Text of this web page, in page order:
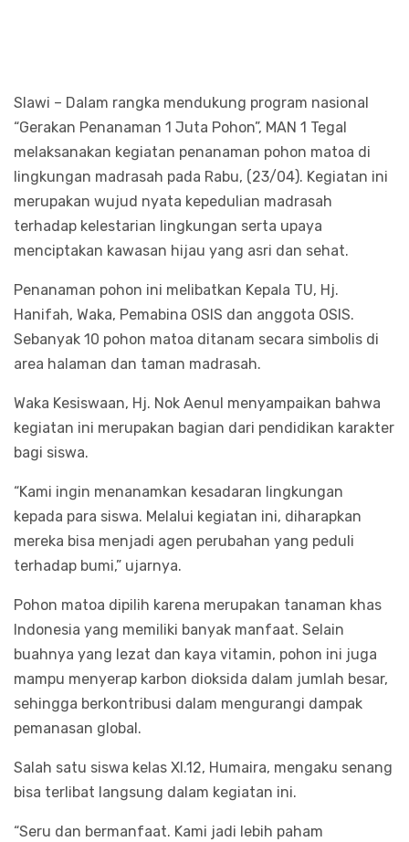
Slawi – Dalam rangka mendukung program nasional
“Gerakan Penanaman 1 Juta Pohon”, MAN 1 Tegal
melaksanakan kegiatan penanaman pohon matoa di
lingkungan madrasah pada Rabu, (23/04). Kegiatan ini
merupakan wujud nyata kepedulian madrasah
terhadap kelestarian lingkungan serta upaya
menciptakan kawasan hijau yang asri dan sehat.
Penanaman pohon ini melibatkan Kepala TU, Hj.
Hanifah, Waka, Pemabina OSIS dan anggota OSIS.
Sebanyak 10 pohon matoa ditanam secara simbolis di
area halaman dan taman madrasah.
Waka Kesiswaan, Hj. Nok Aenul menyampaikan bahwa
kegiatan ini merupakan bagian dari pendidikan karakter
bagi siswa.
“Kami ingin menanamkan kesadaran lingkungan
kepada para siswa. Melalui kegiatan ini, diharapkan
mereka bisa menjadi agen perubahan yang peduli
terhadap bumi,” ujarnya.
Pohon matoa dipilih karena merupakan tanaman khas
Indonesia yang memiliki banyak manfaat. Selain
buahnya yang lezat dan kaya vitamin, pohon ini juga
mampu menyerap karbon dioksida dalam jumlah besar,
sehingga berkontribusi dalam mengurangi dampak
pemanasan global.
Salah satu siswa kelas XI.12, Humaira, mengaku senang
bisa terlibat langsung dalam kegiatan ini.
“Seru dan bermanfaat. Kami jadi lebih paham